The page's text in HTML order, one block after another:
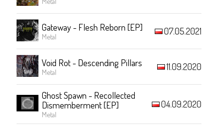
Gateway - Flesh Reborn [EP]
Metal 07.05.2021
Void Rot - Descending Pillars
Metal 11.09.2020
Ghost Spawn - Recollected
Dismemberment [EP]
Metal
04.09.2020